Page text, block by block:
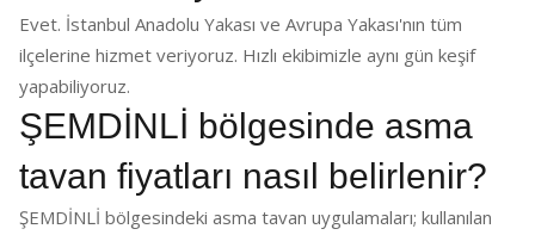
Evet. İstanbul Anadolu Yakası ve Avrupa Yakası'nın tüm
ilçelerine hizmet veriyoruz. Hızlı ekibimizle aynı gün keşif
yapabiliyoruz.
ŞEMDİNLİ bölgesinde asma
tavan fiyatları nasıl belirlenir?
ŞEMDİNLİ bölgesindeki asma tavan uygulamaları; kullanılan